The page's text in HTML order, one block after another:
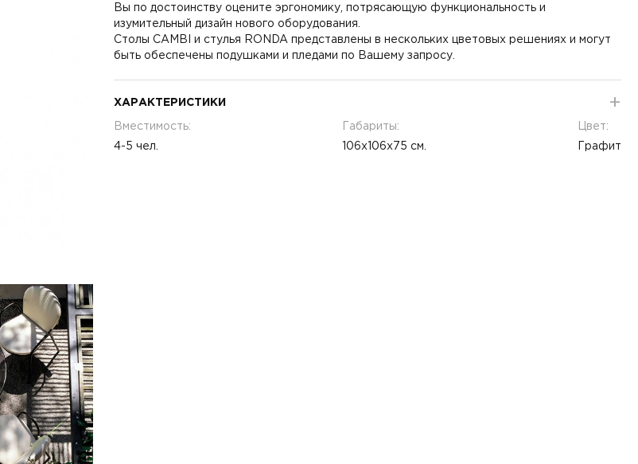
Вы по достоинству оцените эргономику, потрясающую функциональность и
изумительный дизайн нового оборудования.
Столы CAMBI и стулья RONDA представлены в нескольких цветовых решениях и могут
быть обеспечены подушками и пледами по Вашему запросу.
ХАРАКТЕРИСТИКИ
Вместимость:
4-5 чел.
Габариты:
106х106х75 см.
Цвет:
Графит